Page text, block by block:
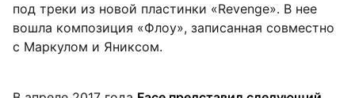
под треки из новой пластинки «Revenge». В нее
вошла композиция «Флоу», записанная совместно
с Маркулом и Яниксом.